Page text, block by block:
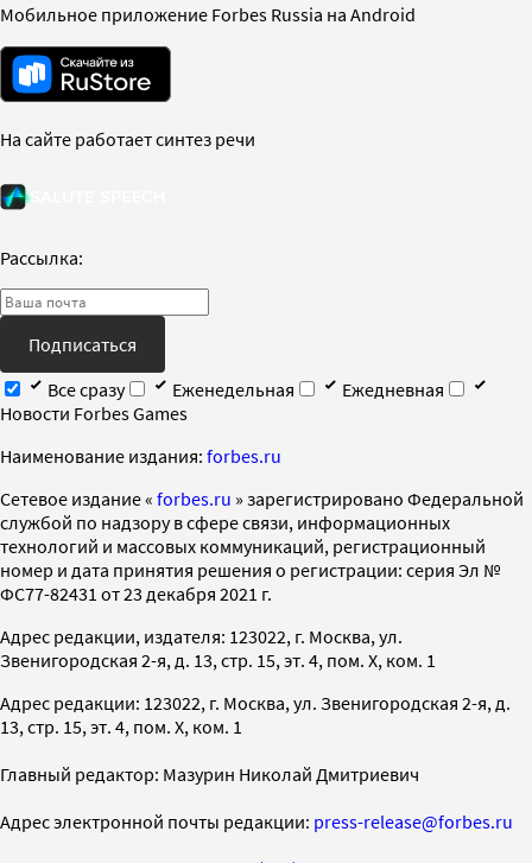
Мобильное приложение Forbes Russia на Android
На сайте работает синтез речи
Рассылка:
Подписаться
Все сразу
Еженедельная
Ежедневная
Новости Forbes Games
Наименование издания: forbes.ru
Cетевое издание « forbes.ru » зарегистрировано Федеральной
службой по надзору в сфере связи, информационных
технологий и массовых коммуникаций, регистрационный
номер и дата принятия решения о регистрации: серия Эл №
ФС77-82431 от 23 декабря 2021 г.
Адрес редакции, издателя: 123022, г. Москва, ул.
Звенигородская 2-я, д. 13, стр. 15, эт. 4, пом. X, ком. 1
Адрес редакции: 123022, г. Москва, ул. Звенигородская 2-я, д.
13, стр. 15, эт. 4, пом. X, ком. 1
Главный редактор: Мазурин Николай Дмитриевич
Адрес электронной почты редакции: press-release@forbes.ru